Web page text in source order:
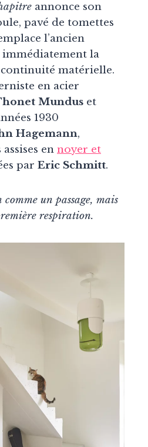
annonce son
pavé de tomettes
l’ancien
la
matérielle.
en acier
Mundus et
1930
Hagemann,
en noyer et
par Eric Schmitt.
comme un passage, mais
respiration.